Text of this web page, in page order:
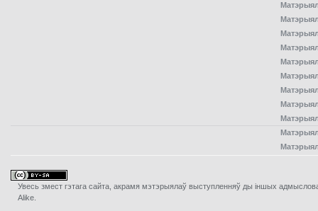
Увесь змест гэтага сайта, акрамя мэтэрыялаў выступленняў ды iншых
Alike.